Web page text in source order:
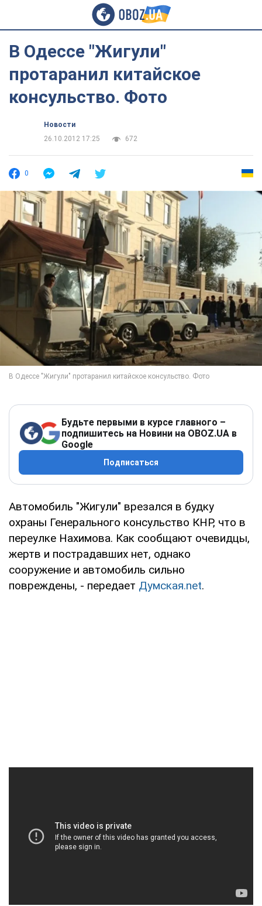
В Одессе "Жигули"
протаранил китайское
консульство. Фото
Новости
26.10.2012 17:25
672
0
Будьте первыми в курсе главного –
подпишитесь на Новини на OBOZ.UA в
Google
Подписаться
Автомобиль "Жигули" врезался в будку
охраны Генерального консульство КНР, что в
переулке Нахимова. Как сообщают очевидцы,
жертв и пострадавших нет, однако
сооружение и автомобиль сильно
повреждены, - передает Думская.net.